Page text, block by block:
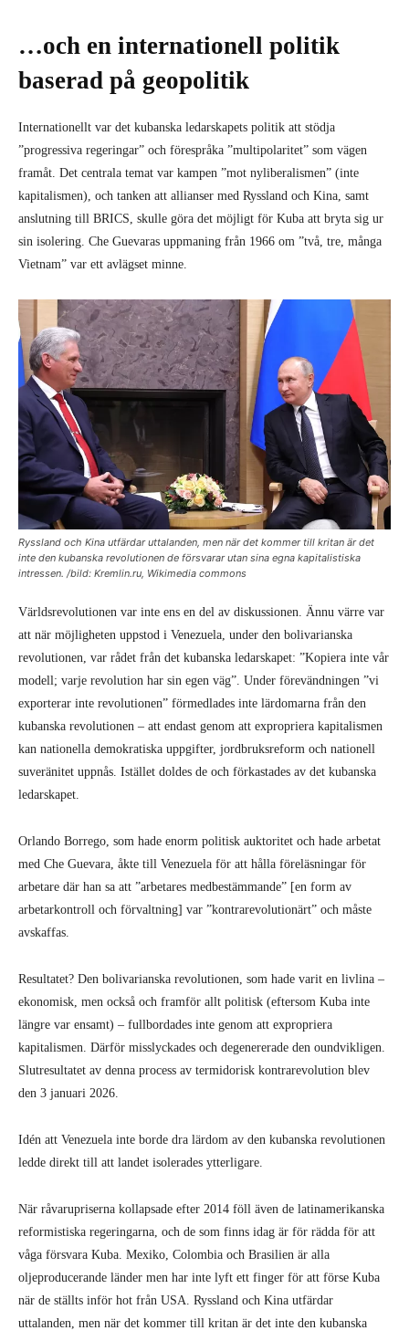
…och en internationell politik
baserad på geopolitik
Internationellt var det kubanska ledarskapets politik att stödja
”progressiva regeringar” och förespråka ”multipolaritet” som vägen
framåt. Det centrala temat var kampen ”mot nyliberalismen” (inte
kapitalismen), och tanken att allianser med Ryssland och Kina, samt
anslutning till BRICS, skulle göra det möjligt för Kuba att bryta sig ur
sin isolering. Che Guevaras uppmaning från 1966 om ”två, tre, många
Vietnam” var ett avlägset minne.
Ryssland och Kina utfärdar uttalanden, men när det kommer till kritan är det
inte den kubanska revolutionen de försvarar utan sina egna kapitalistiska
intressen. /bild: Kremlin.ru, Wikimedia commons
Världsrevolutionen var inte ens en del av diskussionen. Ännu värre var
att när möjligheten uppstod i Venezuela, under den bolivarianska
revolutionen, var rådet från det kubanska ledarskapet: ”Kopiera inte vår
modell; varje revolution har sin egen väg”. Under förevändningen ”vi
exporterar inte revolutionen” förmedlades inte lärdomarna från den
kubanska revolutionen – att endast genom att expropriera kapitalismen
kan nationella demokratiska uppgifter, jordbruksreform och nationell
suveränitet uppnås. Istället doldes de och förkastades av det kubanska
ledarskapet.
Orlando Borrego, som hade enorm politisk auktoritet och hade arbetat
med Che Guevara, åkte till Venezuela för att hålla föreläsningar för
arbetare där han sa att ”arbetares medbestämmande” [en form av
arbetarkontroll och förvaltning] var ”kontrarevolutionärt” och måste
avskaffas.
Resultatet? Den bolivarianska revolutionen, som hade varit en livlina –
ekonomisk, men också och framför allt politisk (eftersom Kuba inte
längre var ensamt) – fullbordades inte genom att expropriera
kapitalismen. Därför misslyckades och degenererade den oundvikligen.
Slutresultatet av denna process av termidorisk kontrarevolution blev
den 3 januari 2026.
Idén att Venezuela inte borde dra lärdom av den kubanska revolutionen
ledde direkt till att landet isolerades ytterligare.
När råvarupriserna kollapsade efter 2014 föll även de latinamerikanska
reformistiska regeringarna, och de som finns idag är för rädda för att
våga försvara Kuba. Mexiko, Colombia och Brasilien är alla
oljeproducerande länder men har inte lyft ett finger för att förse Kuba
när de ställts inför hot från USA. Ryssland och Kina utfärdar
uttalanden, men när det kommer till kritan är det inte den kubanska